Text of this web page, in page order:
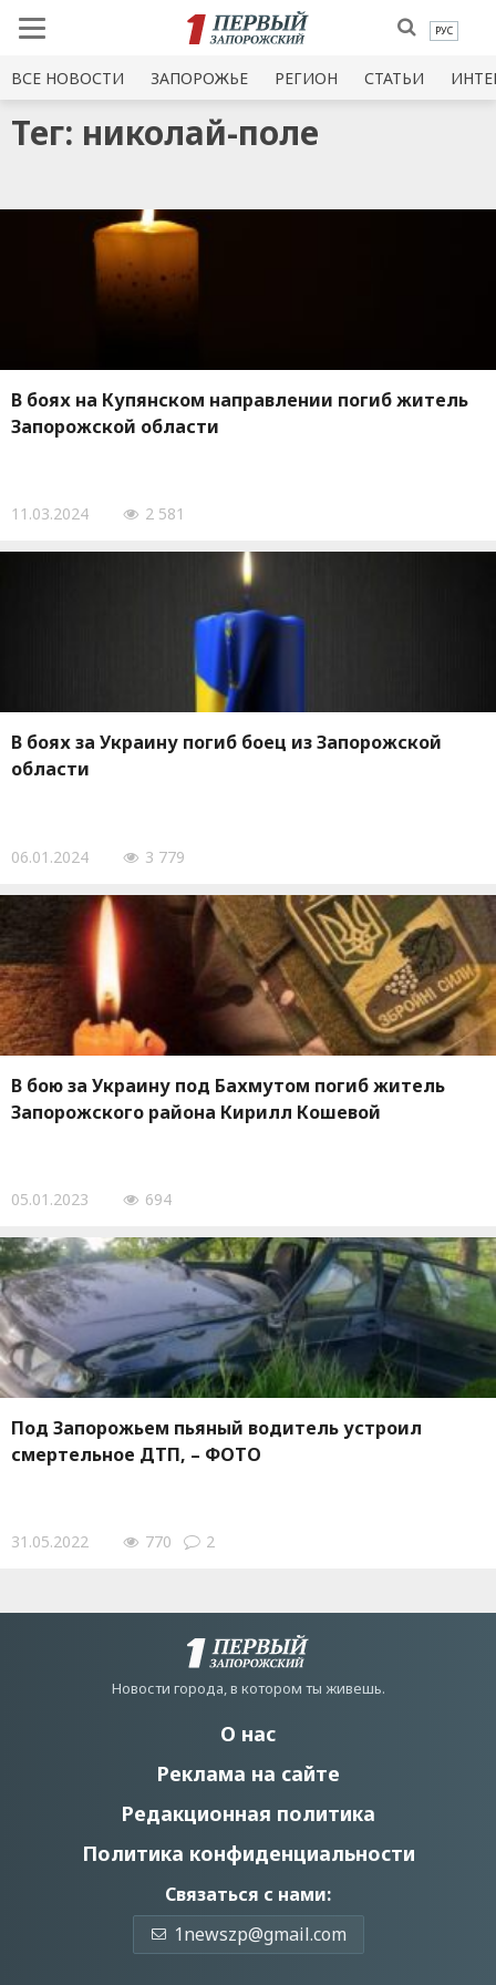
РУС
ВСЕ НОВОСТИ ЗАПОРОЖЬЕ РЕГИОН СТАТЬИ
Тег: николай-поле
В боях на Купянском направлении погиб житель
Запорожской области
11.03.2024 2 581
В боях за Украину погиб боец из Запорожской
области
06.01.2024 3 779
В бою за Украину под Бахмутом погиб житель
Запорожского района Кирилл Кошевой
05.01.2023 694
Под Запорожьем пьяный водитель устроил
смертельное ДТП, – ФОТО
31.05.2022 770 2
Новости города, в котором ты живешь.
О нас
Реклама на сайте
Редакционная политика
Политика конфиденциальности
Связаться с нами:
1newszp@gmail.com